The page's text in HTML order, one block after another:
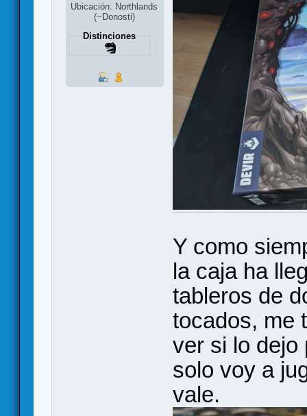
Ubicación: Northlands
(~Donosti)
Distinciones
Y como
la caja ha
tableros de
tocados, me
ver si lo dejo
solo voy a
vale.